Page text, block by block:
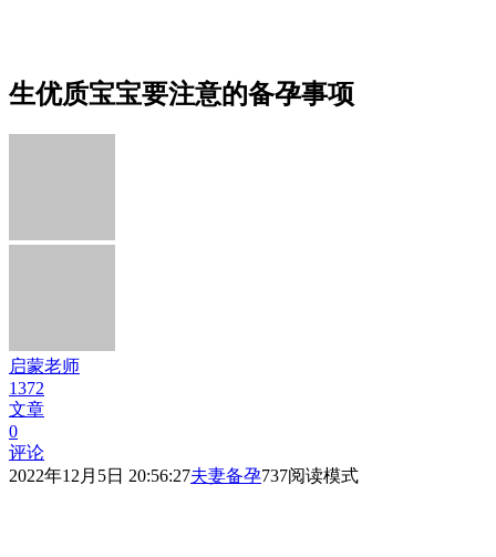
生优质宝宝要注意的备孕事项
启蒙老师
1372
文章
0
评论
2022年12月5日 20:56:27夫妻备孕737阅读模式